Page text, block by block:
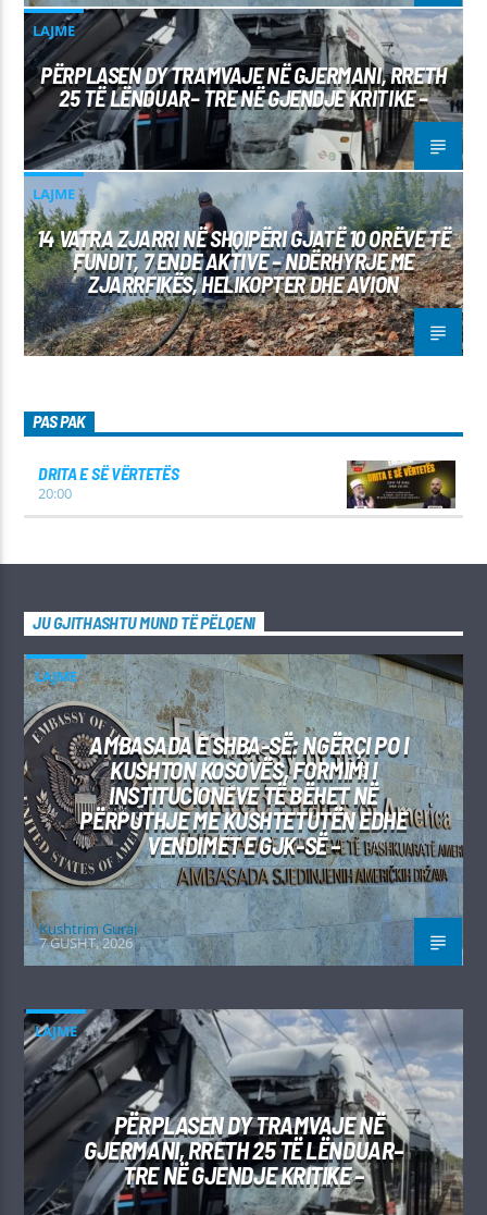
LAJME
PËRPLASEN DY TRAMVAJE NË GJERMANI, RRETH
25 TË LËNDUAR– TRE NË GJENDJE KRITIKE –
LAJME
14 VATRA ZJARRI NË SHQIPËRI GJATË 10 ORËVE TË
FUNDIT, 7 ENDE AKTIVE – NDËRHYRJE ME
ZJARRFIKËS, HELIKOPTER DHE AVION
PAS PAK
DRITA E SË VËRTETËS
20:00
JU GJITHASHTU MUND TË PËLQENI
LAJME
AMBASADA E SHBA-SË: NGËRÇI PO I
KUSHTON KOSOVËS, FORMIMI I
INSTITUCIONEVE TË BËHET NË
PËRPUTHJE ME KUSHTETUTËN EDHE
VENDIMET E GJK-SË –
Kushtrim Guraj
7 GUSHT, 2026
LAJME
PËRPLASEN DY TRAMVAJE NË
GJERMANI, RRETH 25 TË LËNDUAR–
TRE NË GJENDJE KRITIKE –